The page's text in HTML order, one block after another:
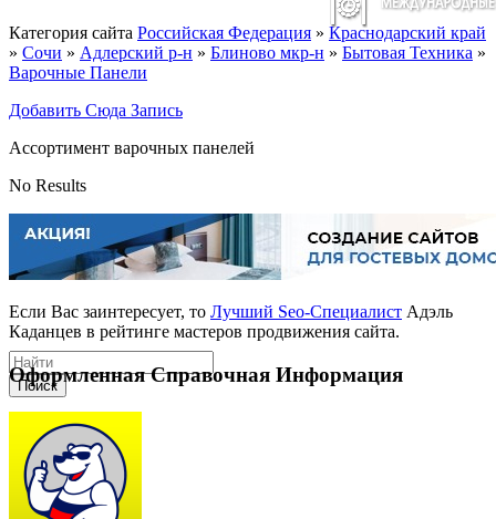
Поиск
Категория сайта Российская Федерация » Краснодарский край
» Сочи » Адлерский р-н » Блиново мкр-н » Бытовая Техника »
Варочные Панели
Добавить Сюда Запись
Ассортимент варочных панелей
No Results
Если Вас заинтересует, то Лучший Seo-Специалист Адэль
Каданцев в рейтинге мастеров продвижения сайта.
Оформленная Справочная Информация